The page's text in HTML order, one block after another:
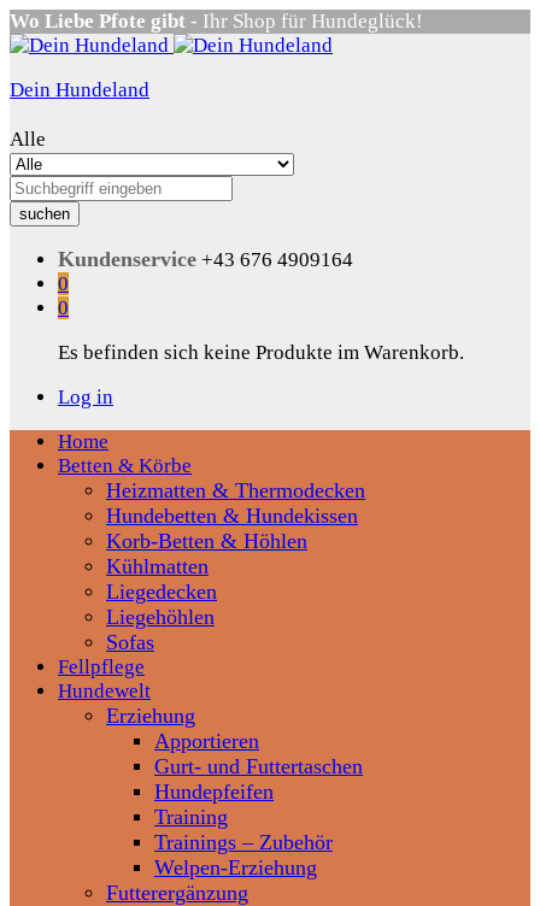
Wo Liebe Pfote gibt - Ihr Shop für Hundeglück!
Dein Hundeland
Alle
suchen
Kundenservice +43 676 4909164
0
0
Es befinden sich keine Produkte im Warenkorb.
Log in
Home
Betten & Körbe
Heizmatten & Thermodecken
Hundebetten & Hundekissen
Korb-Betten & Höhlen
Kühlmatten
Liegedecken
Liegehöhlen
Sofas
Fellpflege
Hundewelt
Erziehung
Apportieren
Gurt- und Futtertaschen
Hundepfeifen
Training
Trainings – Zubehör
Welpen-Erziehung
Futterergänzung